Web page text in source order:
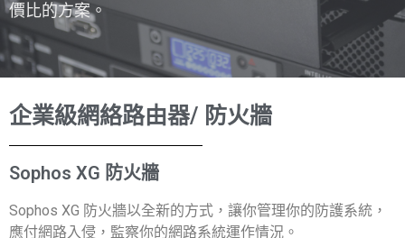
價比的方案。
企業級網絡路由器/ 防火牆
Sophos XG 防火牆
Sophos XG 防火牆以全新的方式，讓你管理你的防護系統，
應付網路入侵，監察你的網路系統運作情況。